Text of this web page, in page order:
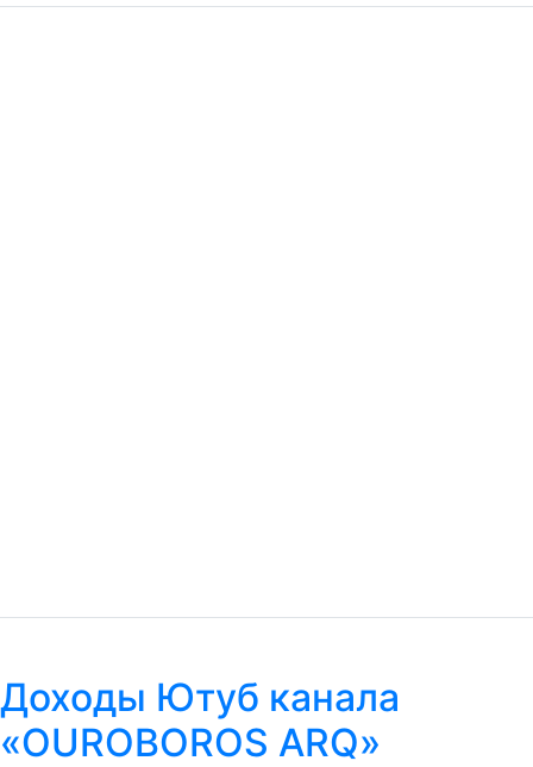
Доходы Ютуб канала
«OUROBOROS ARQ»